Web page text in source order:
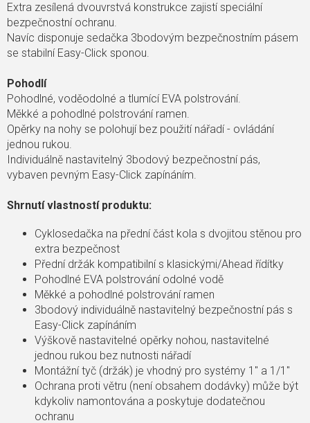
Extra zesílená dvouvrstvá konstrukce zajistí speciální
bezpečnostní ochranu.
Navíc disponuje sedačka 3bodovým bezpečnostním pásem
se stabilní Easy-Click sponou.
Pohodlí
Pohodlné, voděodolné a tlumící EVA polstrování.
Měkké a pohodlné polstrování ramen.
Opěrky na nohy se polohují bez použití nářadí - ovládání
jednou rukou.
Individuálně nastavitelný 3bodový bezpečnostní pás,
vybaven pevným Easy-Click zapínáním.
Shrnutí vlastností produktu:
Cyklosedačka na přední část kola s dvojitou stěnou pro
extra bezpečnost
Přední držák kompatibilní s klasickými/Ahead řídítky
Pohodlné EVA polstrování odolné vodě
Měkké a pohodlné polstrování ramen
3bodový individuálně nastavitelný bezpečnostní pás s
Easy-Click zapínáním
Výškově nastavitelné opěrky nohou, nastavitelné
jednou rukou bez nutnosti nářadí
Montážní tyč (držák) je vhodný pro systémy 1'' a 1/1''
Ochrana proti větru (není obsahem dodávky) může být
kdykoliv namontována a poskytuje dodatečnou
ochranu